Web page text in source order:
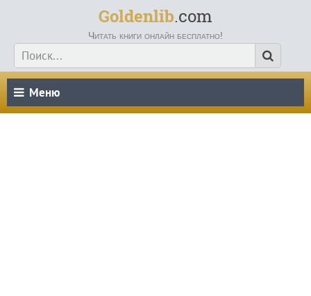
Goldenlib.com
Читать книги онлайн бесплатно!
Меню